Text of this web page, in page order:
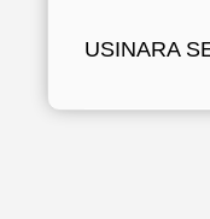
USINARA